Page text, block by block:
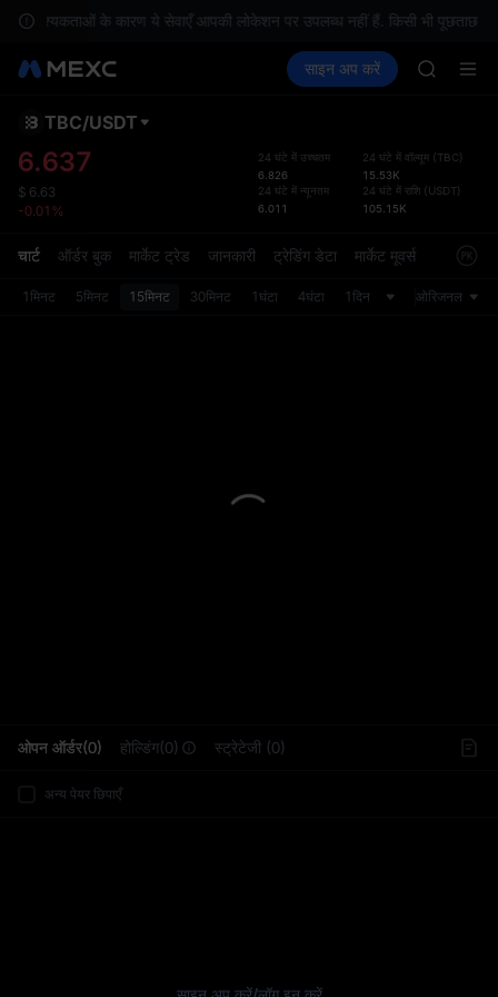
आवश्यकताओं के कारण ये सेवाएँ आपकी लोकेशन पर उपलब्ध नहीं हैं. किसी भी पूछताछ के
स्पॉट फ़्यूचर्स SPCX कमाएँ
साइन अप करें
SPCX
SPCX
को
TBC/USDT
6.637
$ 6.63
-0.01%
24 घंटे में उच्चतम
6.826
24 घंटे में न्यूनतम
6.011
24 घंटे में वॉल्यूम (TBC)
15.53K
24 घंटे में राशि (USDT)
105.15K
चार्ट ऑर्डर बुक मार्केट ट्रेड जानकारी ट्रेडिंग डेटा मार्केट मूवर्स
1मिनट 5मिनट 15मिनट 30मिनट 1घंटा 4घंटा 1दिन ओरिजनल
ओपन ऑर्डर(0) होल्डिंग(0) स्ट्रेटेजी (0)
अन्य पेयर छिपाएँ